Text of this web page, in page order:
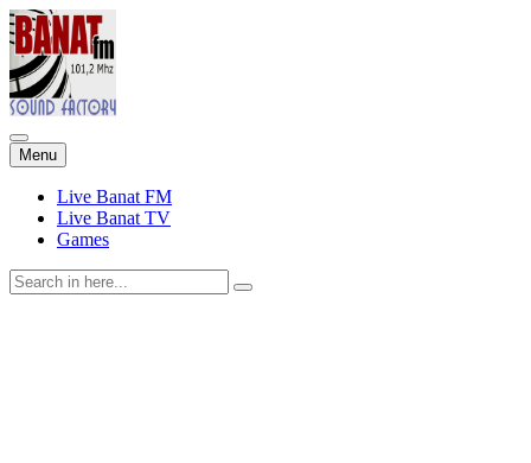
Menu Skip
to
content
Live Banat FM
Live Banat TV
Games
Search
for: